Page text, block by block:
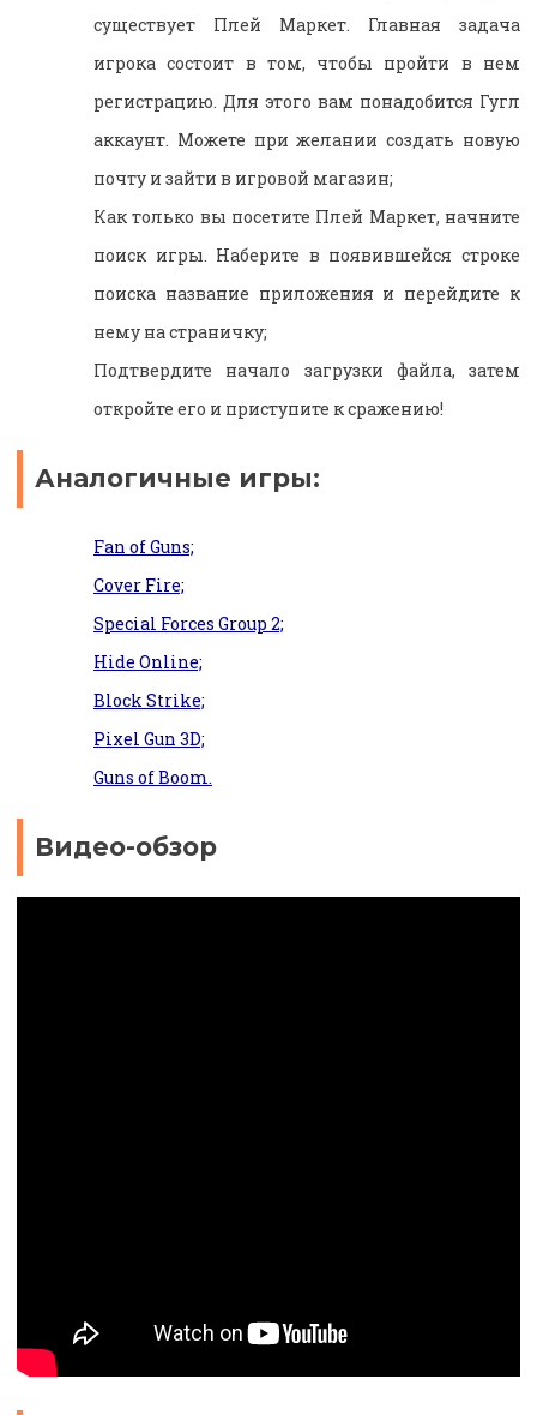
существует Плей Маркет. Главная задача
игрока состоит в том, чтобы пройти в нем
регистрацию. Для этого вам понадобится Гугл
аккаунт. Можете при желании создать новую
почту и зайти в игровой магазин;
Как только вы посетите Плей Маркет, начните
поиск игры. Наберите в появившейся строке
поиска название приложения и перейдите к
нему на страничку;
Подтвердите начало загрузки файла, затем
откройте его и приступите к сражению!
Аналогичные игры:
Fan of Guns;
Cover Fire;
Special Forces Group 2;
Hide Online;
Block Strike;
Pixel Gun 3D;
Guns of Boom.
Видео-обзор